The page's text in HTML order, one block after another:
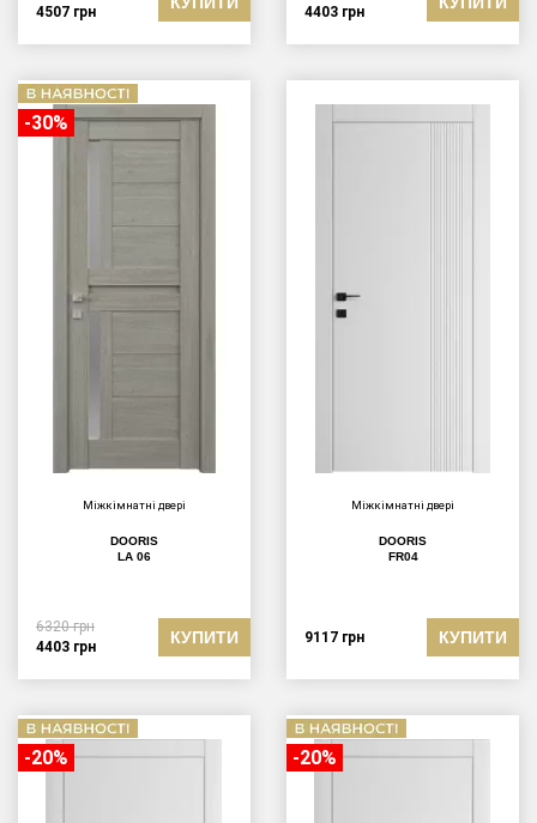
4507 грн
4403 грн
-30%
Міжкімнатні двері
DOORIS
LA 06
6320грн
4403 грн КУПИТИ
Міжкімнатні двері
DOORIS
FR04
9117 грн КУПИТИ
-20% -20%